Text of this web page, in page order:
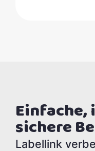
sichere
Labellink